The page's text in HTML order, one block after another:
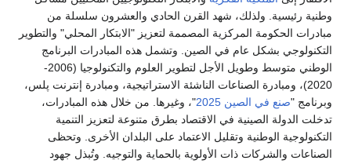
وطنية رئيسية. ولذلك، شهد القرن الحادي والعشرون سلسلة من
مبادرات الحكومة المركزية المصممة لتعزيز "الابتكار المحلي" والتطوير
التكنولوجي بشكل عام في الصين. وتشمل هذه المبادرات البرنامج
الوطني متوسط ​​وطويل الأجل لتطوير العلوم والتكنولوجيا (2006-
2020)، ومبادرة الصناعات الناشئة الاستراتيجية، ومبادرة إنترنت پلس،
وبرنامج "صنع في الصين 2025
"، وغيرها. من خلال هذه المبادرات،
تدخلت الدولة الصينية في الاقتصاد بطرق متنوعة لتعزيز التنمية
التكنولوجية الوطنية وتقليل الاعتماد على البلدان الأخرى. وتحظى
الصناعات والشركات ذات الأولوية بالحماية والتوجيه. وتُبذل جهود